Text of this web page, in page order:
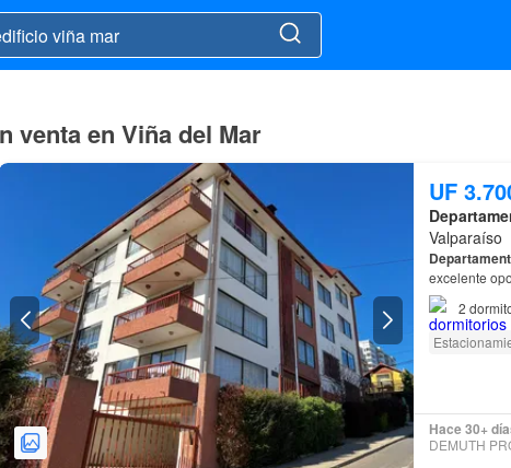
venta en Viña del Mar
UF
Valparaíso
excelente
de
2
Hace 30+